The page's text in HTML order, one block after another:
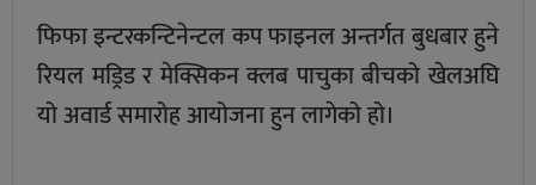
फिफा इन्टरकन्टिनेन्टल कप फाइनल अन्तर्गत बुधबार हुने
रियल मड्रिड र मेक्सिकन क्लब पाचुका बीचको खेलअघि
यो अवार्ड समारोह आयोजना हुन लागेको हो।